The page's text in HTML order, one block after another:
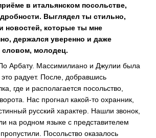
в итальянском посольстве,
Выглядел ты стильно,
новостей, которые ты мне
держался уверенно и даже
словом, молодец.
Арбату. Массимилиано и Джулии была
радует. После, добравшись
где и располагается посольство,
Нас прогнал какой-то охранник,
русский характер. Нашли звонок,
на родном языке с представителем
Посольство оказалось